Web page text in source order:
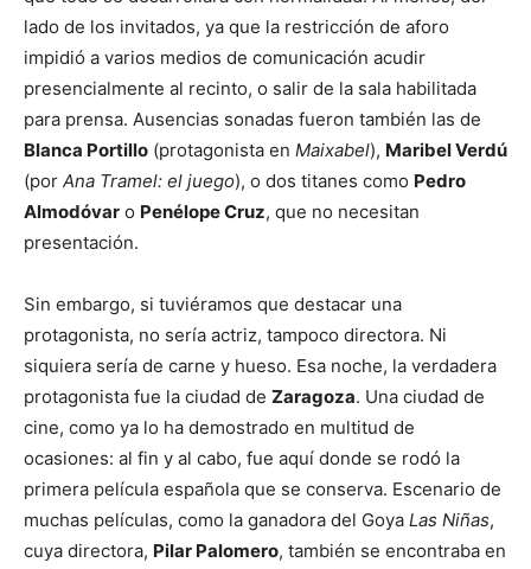
lado de los invitados, ya que la restricción de aforo
impidió a varios medios de comunicación acudir
presencialmente al recinto, o salir de la sala habilitada
para prensa. Ausencias sonadas fueron también las de
Blanca Portillo (protagonista en Maixabel), Maribel Verdú
(por Ana Tramel: el juego), o dos titanes como Pedro
Almodóvar o Penélope Cruz, que no necesitan
presentación.
Sin embargo, si tuviéramos que destacar una
protagonista, no sería actriz, tampoco directora. Ni
siquiera sería de carne y hueso. Esa noche, la verdadera
protagonista fue la ciudad de Zaragoza. Una ciudad de
cine, como ya lo ha demostrado en multitud de
ocasiones: al fin y al cabo, fue aquí donde se rodó la
primera película española que se conserva. Escenario de
muchas películas, como la ganadora del Goya Las Niñas,
cuya directora, Pilar Palomero, también se encontraba en